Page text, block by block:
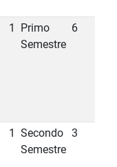
1
Primo
Semestre
6
1
Secondo
Semestre
3